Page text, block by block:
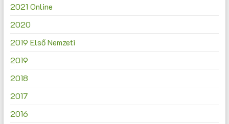
2021 Online
2020
2019 Első Nemzeti
2019
2018
2017
2016